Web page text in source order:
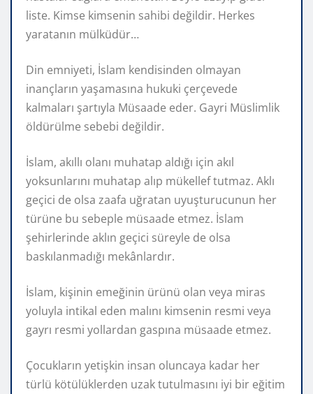
liste. Kimse kimsenin sahibi değildir. Herkes
yaratanın mülküdür…
Din emniyeti, İslam kendisinden olmayan
inançların yaşamasına hukuki çerçevede
kalmaları şartıyla Müsaade eder. Gayri Müslimlik
öldürülme sebebi değildir.
İslam, akıllı olanı muhatap aldığı için akıl
yoksunlarını muhatap alıp mükellef tutmaz. Aklı
geçici de olsa zaafa uğratan uyuşturucunun her
türüne bu sebeple müsaade etmez. İslam
şehirlerinde aklın geçici süreyle de olsa
baskılanmadığı mekânlardır.
İslam, kişinin emeğinin ürünü olan veya miras
yoluyla intikal eden malını kimsenin resmi veya
gayrı resmi yollardan gaspına müsaade etmez.
Çocukların yetişkin insan oluncaya kadar her
türlü kötülüklerden uzak tutulmasını iyi bir eğitim